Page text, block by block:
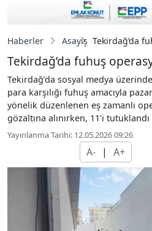
Haberler Asayiş Tekirdağ’da
Tekirdağ’da fuhuş
Tekirdağ’da sosyal medya
para karşılığı fuhuş amacıyla
yönelik düzenlenen eş zamanlı
gözaltına alınırken, 11’i tutuklandı
Yayınlanma Tarihi: 12.05.2026 09:26
A- | A+